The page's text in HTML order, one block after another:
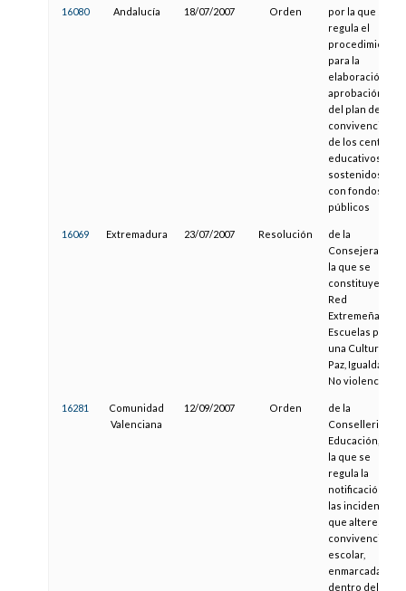
16080 Andalucía 18/07/2007 Orden
por la que se
regula el
procedimiento
para la
elaboración y
aprobación
del plan de
convivencia
de los centros
educativos
sostenidos
con fondos
públicos
16069 Extremadura 23/07/2007 Resolución
de la
Consejera, por
la que se
constituye la
Red
Extremeña de
Escuelas por
una Cultura de
Paz, Igualdad y
No violencia
16281
Comunidad
Valenciana
12/09/2007 Orden
de la
Conselleria de
Educación, por
la que se
regula la
notificación de
las incidencias
que alteren la
convivencia
escolar,
enmarcada
dentro del